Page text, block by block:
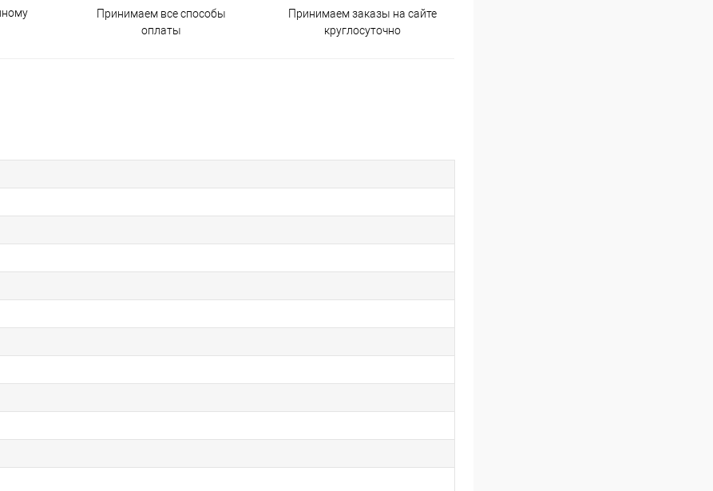
Принимаем все способы
оплаты
Принимаем заказы на сайте
круглосуточно